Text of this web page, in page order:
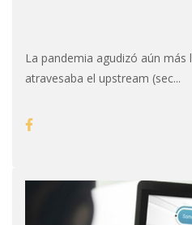
La pandemia agudizó aún más
atravesaba el upstream (sec...